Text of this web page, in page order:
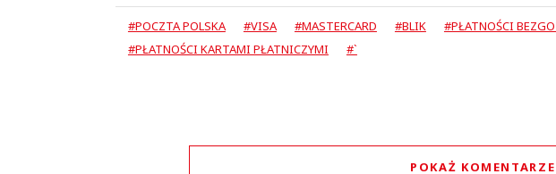
#POCZTA POLSKA #VISA #MASTERCARD #BLIK #PŁATNOŚCI
#PŁATNOŚCI KARTAMI PŁATNICZYMI
#`
POKAŻ KOMENTARZE